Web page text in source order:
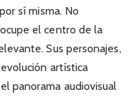
sí misma. No
el centro de la
Sus personajes,
artística
panorama audiovisual